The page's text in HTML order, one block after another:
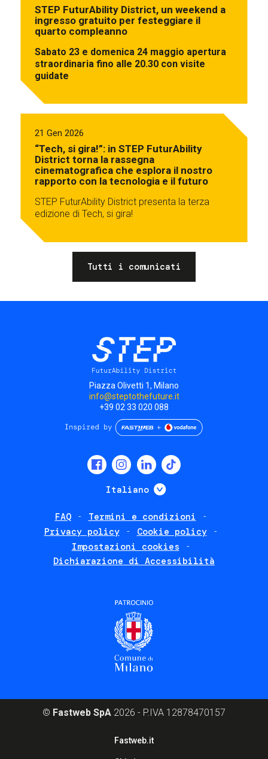
STEP FuturAbility District, un weekend a
ingresso gratuito per festeggiare il
quarto compleanno
Sabato 23 e domenica 24 maggio apertura
straordinaria fino alle 20.30 con visite
guidate
21 Gen 2026
“Tech, si gira!”: in STEP FuturAbility
District torna la rassegna
cinematografica che esplora il nostro
rapporto con la tecnologia e il futuro
STEP FuturAbility District presenta la terza
edizione di Tech, si gira!
Tutti i comunicati
Piazza Olivetti 1, Milano
info@steptothefuture.it
+39 02 33 020 088
Italiano Mostra ulteriori
FAQ
Termini e condizioni
Privacy policy
Cookie policy
Impostazioni cookies
Dichiarazione di Accessibilità
© Fastweb SpA 2026 - P.IVA 12878470157
Fastweb.it